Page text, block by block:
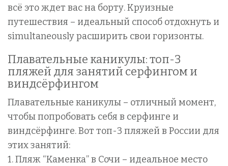
всё это ждет вас на борту. Круизные
путешествия – идеальный способ отдохнуть и
simultaneously расширить свои горизонты.
Плавательные каникулы: топ-3
пляжей для занятий серфингом и
виндсёрфингом
Плавательные каникулы – отличный момент,
чтобы попробовать себя в серфинге и
виндсёрфинге. Вот топ-3 пляжей в России для
этих занятий:
1. Пляж “Каменка” в Сочи – идеальное место